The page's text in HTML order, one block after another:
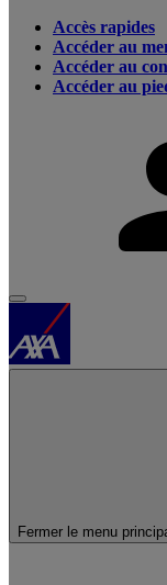
Accès rapides
Accéder au
Accéder au
Accéder au
Fermer le menu